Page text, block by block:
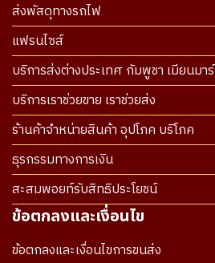
ส่งพัสดุทางรถไฟ
แฟรนไซส์
บริการส่งต่างประเทศ กัมพูชา เมียนมาร์
บริการเราช่วยขาย เราช่วยส่ง
ร้านค้าจำหน่ายสินค้า อุปโภค บริโภค
ธุรกรรมทางการเงิน
สะสมพอยท์รับสิทธิประโยชน์
ข้อตกลงและเงื่อนไข
ข้อตกลงและเงื่อนไขการขนส่ง